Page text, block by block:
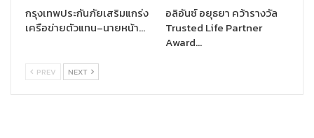
กรุงเทพประกันภัยเสริมแกร่ง
เครือข่ายตัวแทน–นายหน้า…
อลิอันซ์ อยุธยา คว้ารางวัล
Trusted Life Partner
Award…
PREV NEXT